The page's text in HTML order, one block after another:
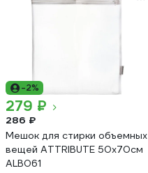
-2%
279 ₽
286 ₽
Мешок для стирки объемных
вещей ATTRIBUTE 50х70см
ALB061